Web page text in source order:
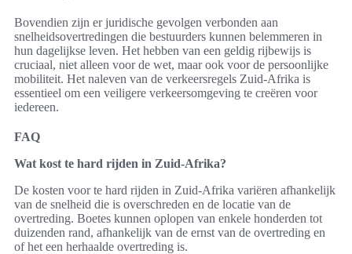
Bovendien zijn er juridische gevolgen verbonden aan
snelheidsovertredingen die bestuurders kunnen belemmeren in
hun dagelijkse leven. Het hebben van een geldig rijbewijs is
cruciaal, niet alleen voor de wet, maar ook voor de persoonlijke
mobiliteit. Het naleven van de verkeersregels Zuid-Afrika is
essentieel om een veiligere verkeersomgeving te creëren voor
iedereen.
FAQ
Wat kost te hard rijden in Zuid-Afrika?
De kosten voor te hard rijden in Zuid-Afrika variëren afhankelijk
van de snelheid die is overschreden en de locatie van de
overtreding. Boetes kunnen oplopen van enkele honderden tot
duizenden rand, afhankelijk van de ernst van de overtreding en
of het een herhaalde overtreding is.